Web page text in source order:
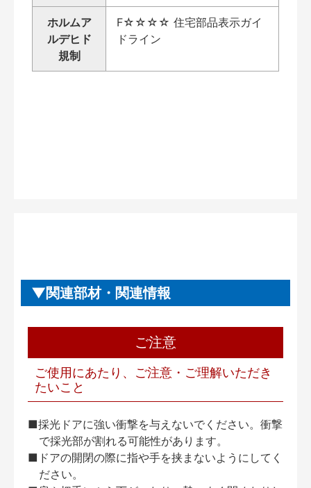
ホルムア
ルデヒド
規制
F☆☆☆☆ 住宅部品表示ガイ
ドライン
関連部材・関連情報
ご注意
ご使用にあたり、ご注意・ご理解いただき
たいこと
■採光ドアに強い衝撃を与えないでください。衝撃
で採光部が割れる可能性があります。
■ドアの開閉の際に指や手を挟まないようにしてく
ださい。